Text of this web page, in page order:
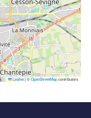
Leaflet|©OpenStreetMapcontributors